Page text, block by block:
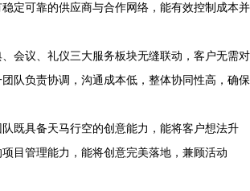
定可靠的供应商与合作网络，能有效控制成本并
、会议、礼仪三大服务板块无缝联动，客户无需对
队负责协调，沟通成本低，整体协同性高，确保
队既具备天马行空的创意能力，能将客户想法升
目管理能力，能将创意完美落地，兼顾活动